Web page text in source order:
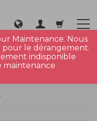
Maintenance. Nous
pour le dérangement.
indisponible
maintenance